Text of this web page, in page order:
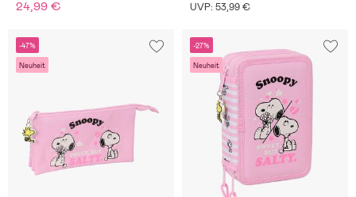
24,99 € UVP: 53,99 €
-47%
Neuheit
-27%
Neuheit